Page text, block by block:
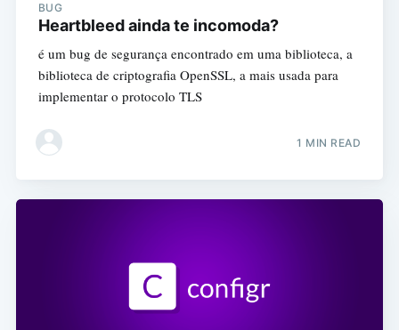
BUG
Heartbleed ainda te incomoda?
é um bug de segurança encontrado em uma biblioteca, a
biblioteca de criptografia OpenSSL, a mais usada para
implementar o protocolo TLS
1 MIN READ